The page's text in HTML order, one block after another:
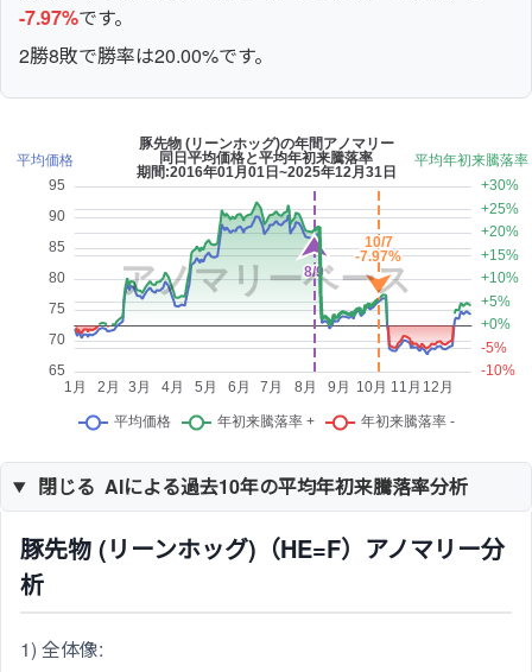
-7.97%です。
2勝8敗で勝率は20.00%です。
閉じる AIによる過去10年の平均年初来騰落率分析
豚先物 (リーンホッグ)（HE=F）アノマリー分
析
1) 全体像: